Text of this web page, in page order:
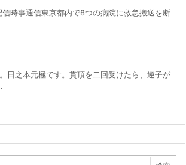
時事通信東京都内で8つの病院に救急搬送を断
日之本元極です。貫頂を二回受けたら、逆子が